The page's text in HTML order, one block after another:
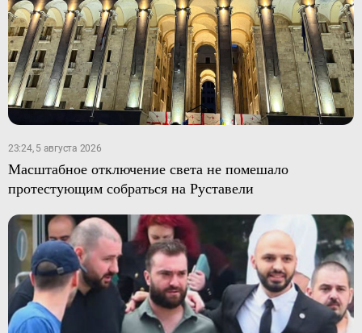
23:24, 5 августа 2026
Масштабное отключение света не помешало
протестующим собраться на Руставели